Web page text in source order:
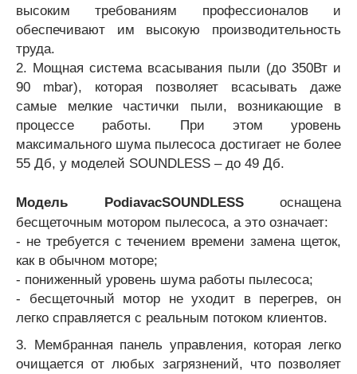
высоким требованиям профессионалов и
обеспечивают им высокую производительность
труда.
2. Мощная система всасывания пыли (до 350Вт и
90 mbar), которая позволяет всасывать даже
самые мелкие частички пыли, возникающие в
процессе работы. При этом уровень
максимального шума пылесоса достигает не более
55 Дб, у моделей SOUNDLESS – до 49 Дб.
Модель PodiavacSOUNDLESSоснащена
бесщеточным мотором пылесоса, а это означает:
- не требуется с течением времени замена щеток,
как в обычном моторе;
- пониженный уровень шума работы пылесоса;
- бесщеточный мотор не уходит в перегрев, он
легко справляется с реальным потоком клиентов.
3. Мембранная панель управления, которая легко
очищается от любых загрязнений, что позволяет